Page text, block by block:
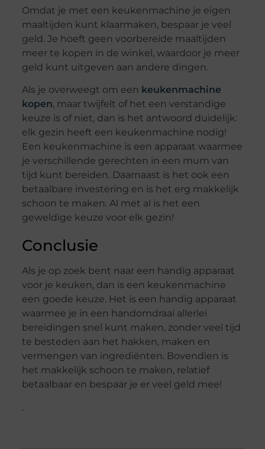
Omdat je met een keukenmachine je eigen
maaltijden kunt klaarmaken, bespaar je veel
geld. Je hoeft geen voorbereide maaltijden
meer te kopen in de winkel, waardoor je meer
geld kunt uitgeven aan andere dingen.
Als je overweegt om een keukenmachine
kopen, maar twijfelt of het een verstandige
keuze is of niet, dan is het antwoord duidelijk:
elk gezin heeft een keukenmachine nodig!
Een keukenmachine is een apparaat waarmee
je verschillende gerechten in een mum van
tijd kunt bereiden. Daarnaast is het ook een
betaalbare investering en is het erg makkelijk
schoon te maken. Al met al is het een
geweldige keuze voor elk gezin!
Conclusie
Als je op zoek bent naar een handig apparaat
voor je keuken, dan is een keukenmachine
een goede keuze. Het is een handig apparaat
waarmee je in een handomdraai allerlei
bereidingen snel kunt maken, zonder veel tijd
te besteden aan het hakken, maken en
vermengen van ingrediënten. Bovendien is
het makkelijk schoon te maken, relatief
betaalbaar en bespaar je er veel geld mee!
.